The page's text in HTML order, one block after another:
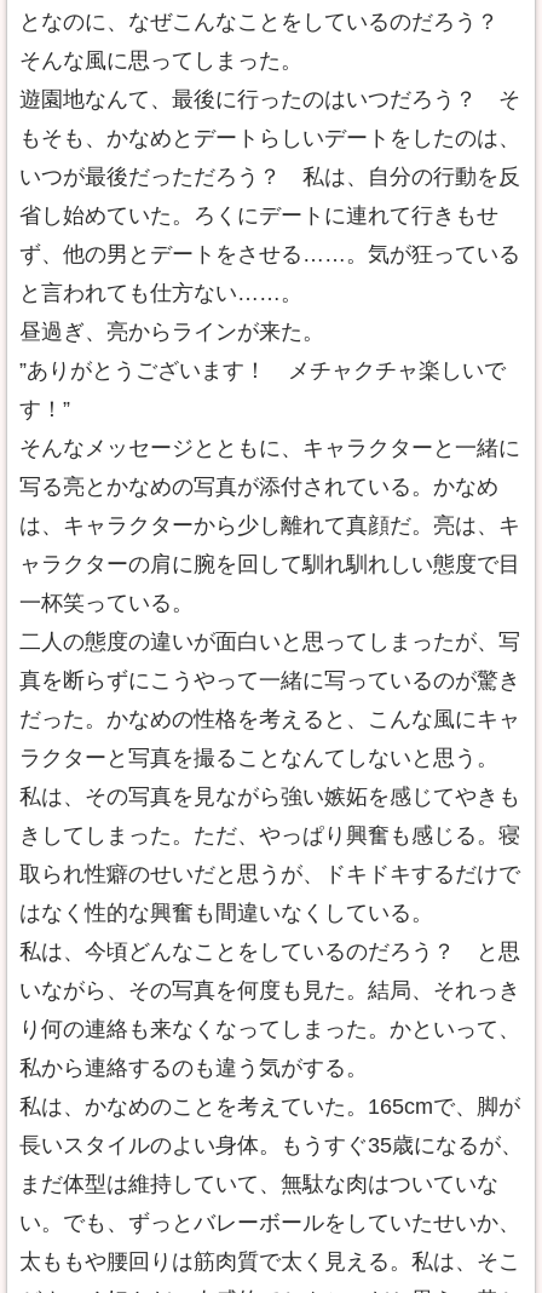
となのに、なぜこんなことをしているのだろう？
そんな風に思ってしまった。
遊園地なんて、最後に行ったのはいつだろう？ そ
もそも、かなめとデートらしいデートをしたのは、
いつが最後だっただろう？ 私は、自分の行動を反
省し始めていた。ろくにデートに連れて行きもせ
ず、他の男とデートをさせる……。気が狂っている
と言われても仕方ない……。
昼過ぎ、亮からラインが来た。
”ありがとうございます！ メチャクチャ楽しいで
す！”
そんなメッセージとともに、キャラクターと一緒に
写る亮とかなめの写真が添付されている。かなめ
は、キャラクターから少し離れて真顔だ。亮は、キ
ャラクターの肩に腕を回して馴れ馴れしい態度で目
一杯笑っている。
二人の態度の違いが面白いと思ってしまったが、写
真を断らずにこうやって一緒に写っているのが驚き
だった。かなめの性格を考えると、こんな風にキャ
ラクターと写真を撮ることなんてしないと思う。
私は、その写真を見ながら強い嫉妬を感じてやきも
きしてしまった。ただ、やっぱり興奮も感じる。寝
取られ性癖のせいだと思うが、ドキドキするだけで
はなく性的な興奮も間違いなくしている。
私は、今頃どんなことをしているのだろう？ と思
いながら、その写真を何度も見た。結局、それっき
り何の連絡も来なくなってしまった。かといって、
私から連絡するのも違う気がする。
私は、かなめのことを考えていた。165cmで、脚が
長いスタイルのよい身体。もうすぐ35歳になるが、
まだ体型は維持していて、無駄な肉はついていな
い。でも、ずっとバレーボールをしていたせいか、
太ももや腰回りは筋肉質で太く見える。私は、そこ